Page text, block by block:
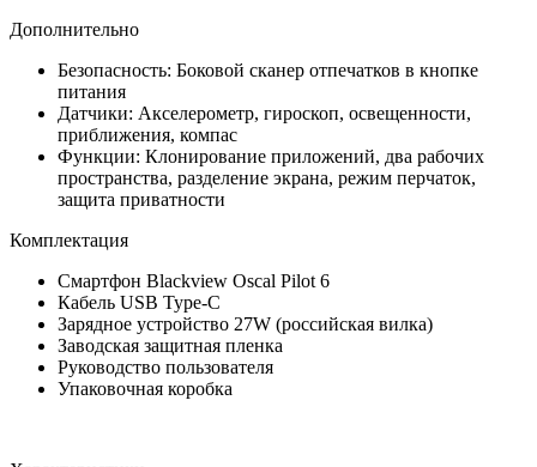
Дополнительно
Безопасность: Боковой сканер отпечатков в кнопке
питания
Датчики: Акселерометр, гироскоп, освещенности,
приближения, компас
Функции: Клонирование приложений, два рабочих
пространства, разделение экрана, режим перчаток,
защита приватности
Комплектация
Смартфон Blackview Oscal Pilot 6
Кабель USB Type-C
Зарядное устройство 27W (российская вилка)
Заводская защитная пленка
Руководство пользователя
Упаковочная коробка